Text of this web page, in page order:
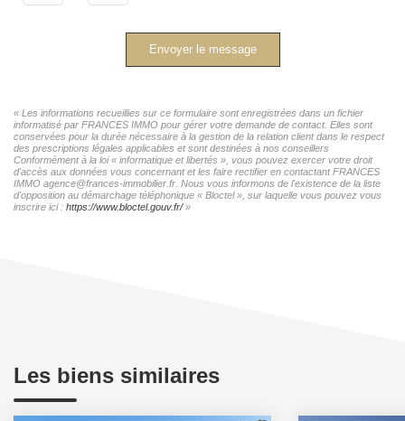
Envoyer le message
« Les informations recueillies sur ce formulaire sont enregistrées dans un fichier
informatisé par FRANCES IMMO pour gérer votre demande de contact. Elles sont
conservées pour la durée nécessaire à la gestion de la relation client dans le respect
des prescriptions légales applicables et sont destinées à nos conseillers
Conformément à la loi « informatique et libertés », vous pouvez exercer votre droit
d'accès aux données vous concernant et les faire rectifier en contactant FRANCES
IMMO agence@frances-immobilier.fr. Nous vous informons de l'existence de la liste
d'opposition au démarchage téléphonique « Bloctel », sur laquelle vous pouvez vous
inscrire ici : https://www.bloctel.gouv.fr/»
Les biens similaires